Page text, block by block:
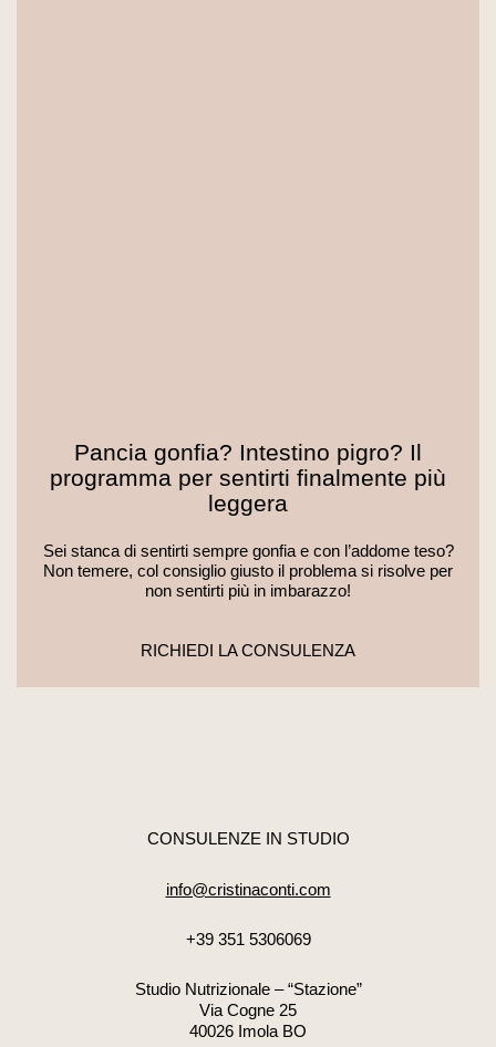
Pancia gonfia? Intestino pigro? Il
programma per sentirti finalmente più
leggera
Sei stanca di sentirti sempre gonfia e con l’addome teso?
Non temere, col consiglio giusto il problema si risolve per
non sentirti più in imbarazzo!
RICHIEDI LA CONSULENZA
CONSULENZE IN STUDIO
info@cristinaconti.com
+39 351 5306069
Studio Nutrizionale – “Stazione”
Via Cogne 25
40026 Imola BO